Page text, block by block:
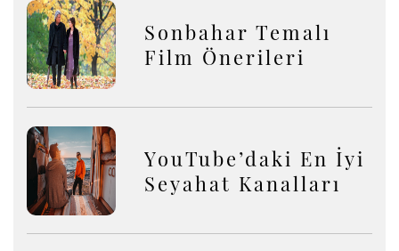
Sonbahar Temalı
Film Önerileri
YouTube’daki En İyi
Seyahat Kanalları